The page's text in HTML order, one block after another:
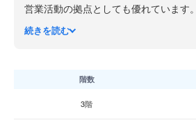
営業活動の拠点としても優れています。 S造（鉄骨造）の地上7階建てで、1992年12月竣工、築約34年です。エレベーター1基を完備しており、上層階へのアクセスもスムーズで
続きを読む
階数
3階